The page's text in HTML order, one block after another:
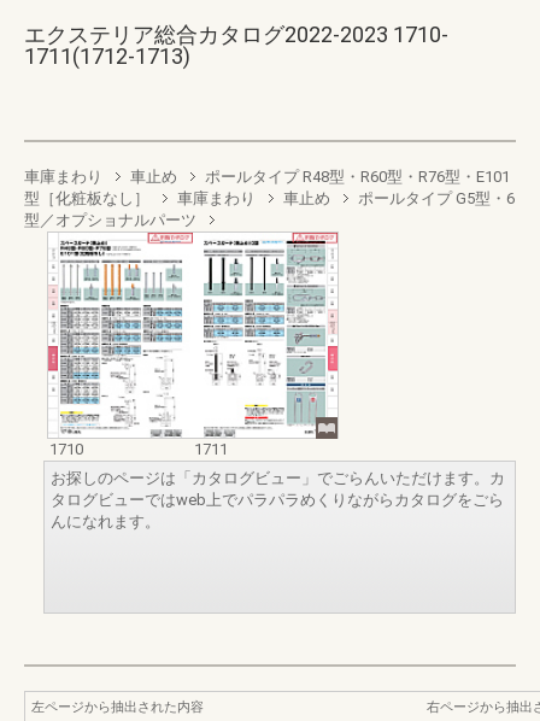
エクステリア総合カタログ2022-2023 1710-
1711(1712-1713)
車庫まわり 車止め
ポールタイプ R48型・R60型・R76型・E101
型［化粧板なし］
車庫まわり 車止め
ポールタイプ G5型・6
型／オプショナルパーツ
1710
1711
お探しのページは「カタログビュー」でごらんいただけます。カ
タログビューではweb上でパラパラめくりながらカタログをごら
んになれます。
左ページから抽出された内容
右ページから抽出